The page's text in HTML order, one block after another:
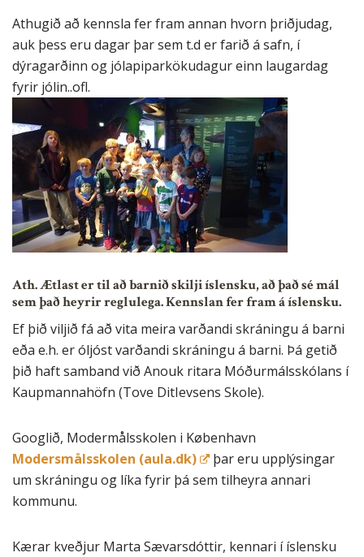
Athugið að kennsla fer fram annan hvorn þriðjudag,
auk þess eru dagar þar sem t.d er farið á safn, í
dýragarðinn og jólapiparkökudagur einn laugardag
fyrir jólin..ofl.
Ath. Ætlast er til að barnið skilji íslensku, að það sé mál
sem það heyrir reglulega. Kennslan fer fram á íslensku.
Ef þið viljið fá að vita meira varðandi skráningu á barni
eða e.h. er óljóst varðandi skráningu á barni. Þá getið
þið haft samband við Anouk ritara Móðurmálsskólans í
Kaupmannahöfn (Tove DitIevsens Skole).
Googlið, Modermålsskolen i København
Modersmålsskolen (aula.dk)
þar eru upplýsingar
um skráningu og líka fyrir þá sem tilheyra annari
kommunu.
Kærar kveðjur Marta Sævarsdóttir, kennari í íslensku